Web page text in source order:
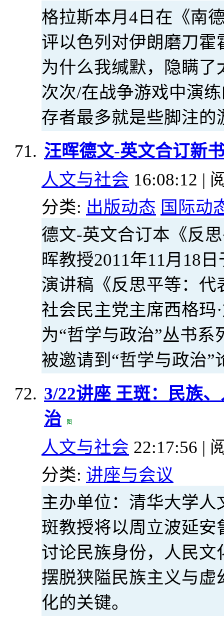
格拉斯本月4日在《南
评以色列对伊朗磨刀
为什么我缄默，隐瞒
次次/在战争游戏中演
存者最多就是些脚注的
汪晖德文-英文合订新
人文与社会 16:08:12 |
分类: 出版动态 国际动
德文-英文合订本《反
晖教授2011年11月18
演讲稿《反思平等：
社会民主党主席西格玛
为“哲学与政治”丛书
被邀请到“哲学与政治”
3/22讲座 王斑：民族
治
人文与社会 22:17:56 |
分类: 讲座与会议
主办单位：清华大学
斑教授将以周立波延
讨论民族身份，人民
摆脱狭隘民族主义与
化的关键。